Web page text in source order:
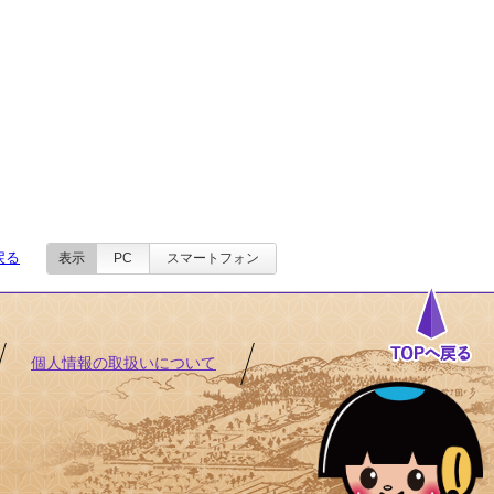
る 表示 PC スマートフォン
個人情報の取扱いについて